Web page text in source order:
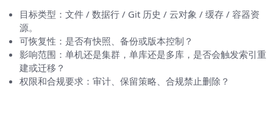
目标类型：文件 / 数据行 / Git 历史 / 云对象 / 缓存 / 容器资
源。
可恢复性：是否有快照、备份或版本控制？
影响范围：单机还是集群，单库还是多库，是否会触发索引重
建或迁移？
权限和合规要求：审计、保留策略、合规禁止删除？